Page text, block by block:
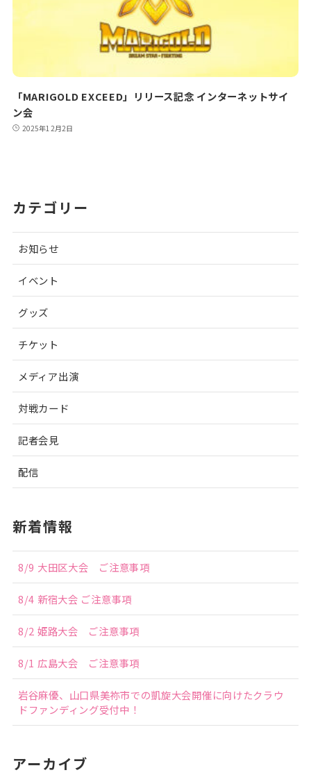
「MARIGOLD EXCEED」リリース記念 インターネットサイ
ン会
2025年12月2日
カテゴリー
お知らせ
イベント
グッズ
チケット
メディア出演
対戦カード
記者会見
配信
新着情報
8/9 大田区大会 ご注意事項
8/4 新宿大会 ご注意事項
8/2 姫路大会 ご注意事項
8/1 広島大会 ご注意事項
岩谷麻優、山口県美祢市での凱旋大会開催に向けたクラウ
ドファンディング受付中！
アーカイブ